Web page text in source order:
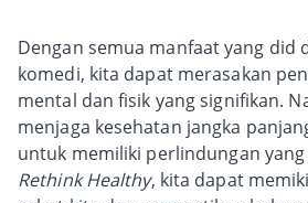
Dengan semua manfaat yang did
komedi, kita dapat merasakan
mental dan fisik yang signifikan.
menjaga kesehatan jangka
untuk memiliki perlindungan
Rethink Healthy, kita dapat